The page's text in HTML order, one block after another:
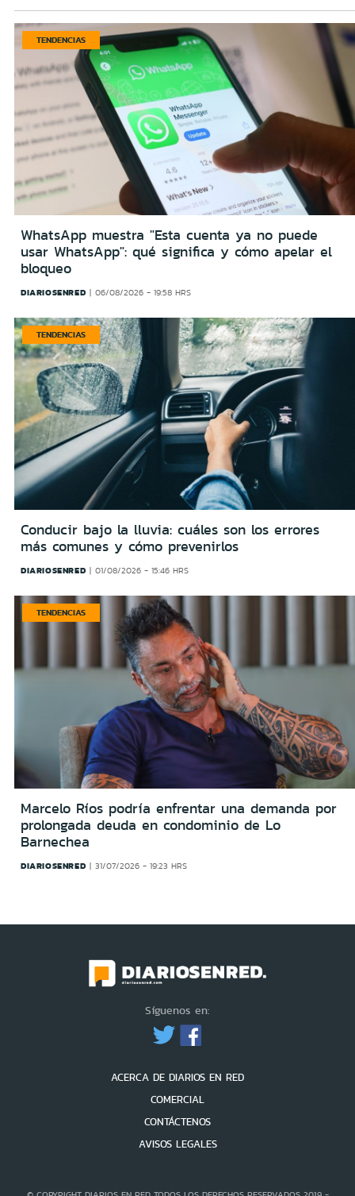
TENDENCIAS
WhatsApp muestra "Esta cuenta ya no puede
usar WhatsApp": qué significa y cómo apelar el
bloqueo
DIARIOSENRED 06/08/2026 - 19:58 HRS
TENDENCIAS
Conducir bajo la lluvia: cuáles son los errores
más comunes y cómo prevenirlos
DIARIOSENRED 01/08/2026 - 15:46 HRS
TENDENCIAS
Marcelo Ríos podría enfrentar una demanda por
prolongada deuda en condominio de Lo
Barnechea
DIARIOSENRED 31/07/2026 - 19:23 HRS
Síguenos en:
ACERCA DE DIARIOS EN RED
COMERCIAL
CONTÁCTENOS
AVISOS LEGALES